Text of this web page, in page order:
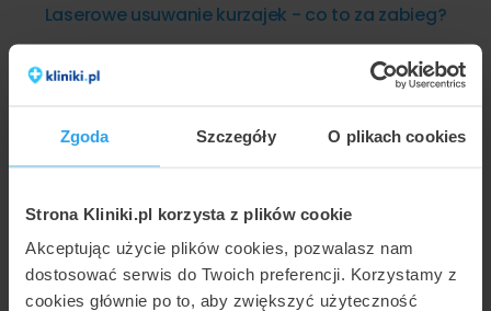
Zgoda Szczegóły O plikach cookies
Strona Kliniki.pl korzysta z plików cookie
Akceptując użycie plików cookies, pozwalasz nam
dostosować serwis do Twoich preferencji. Korzystamy z
cookies głównie po to, aby zwiększyć użyteczność
Laserowe usuwanie kurzajek - co to za zabieg?